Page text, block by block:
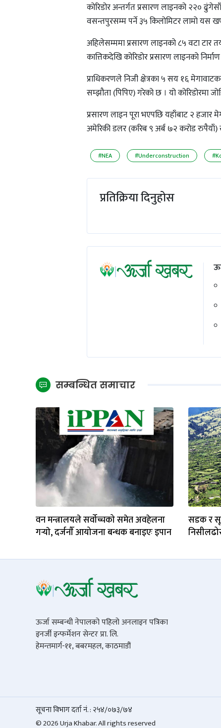
कोरिडोर अन्तर्गत प्रसारण लाइनको २२०
वसन्तपुरसम्म पर्ने ३५ किलोमिटर लामो यस
अहिलेसम्ममा प्रसारण लाइनको ८५ वटा
कात्तिकदेखि कोरिडोर प्रसारण लाइनको
प्राधिकरणले निजी क्षेत्रका ५ सय १६
सम्झौता (पिपिए) गरेको छ । यो कोरिडोरमा
प्रसारण लाइन पूरा भएपछि यहाँबाट २ हजार
अमेरिकी डलर (करिब ९ अर्ब ७२ करोड
#NEA #Underconstruction
प्रतिक्रिया दिनुहोस
सम्बन्धित समाचार
वन मन्त्रालयले सर्वोच्चको समेत अवहेलना
गर्‍याे, दर्जनाैँ आयोजना बन्धक बनाइएः इपान
सडक र
ऊर्जा सम्बन्धी नेपालको पहिलो अनलाइन पत्रिका
इनर्जी इन्फर्मेशन सेन्टर प्रा. लि.
हेमन्तमार्ग-११, बबरमहल, काठमाडौं
सूचना विभाग दर्ता नं. : २५४/०७३/७४
© 2026 Urja Khabar. All rights reserved